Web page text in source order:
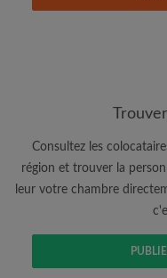
Je souhaite recevoir
jour du compte par e-
Consultez les
région et trouver la
leur votre chambre